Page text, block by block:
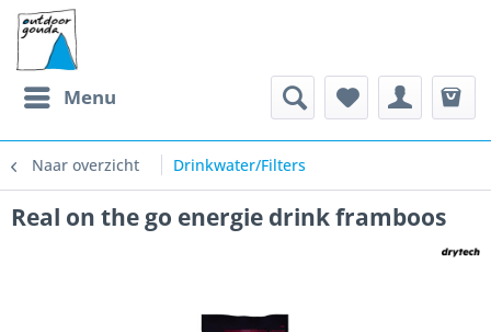
Menu
Naar overzicht Drinkwater/Filters
Real on the go energie drink framboos